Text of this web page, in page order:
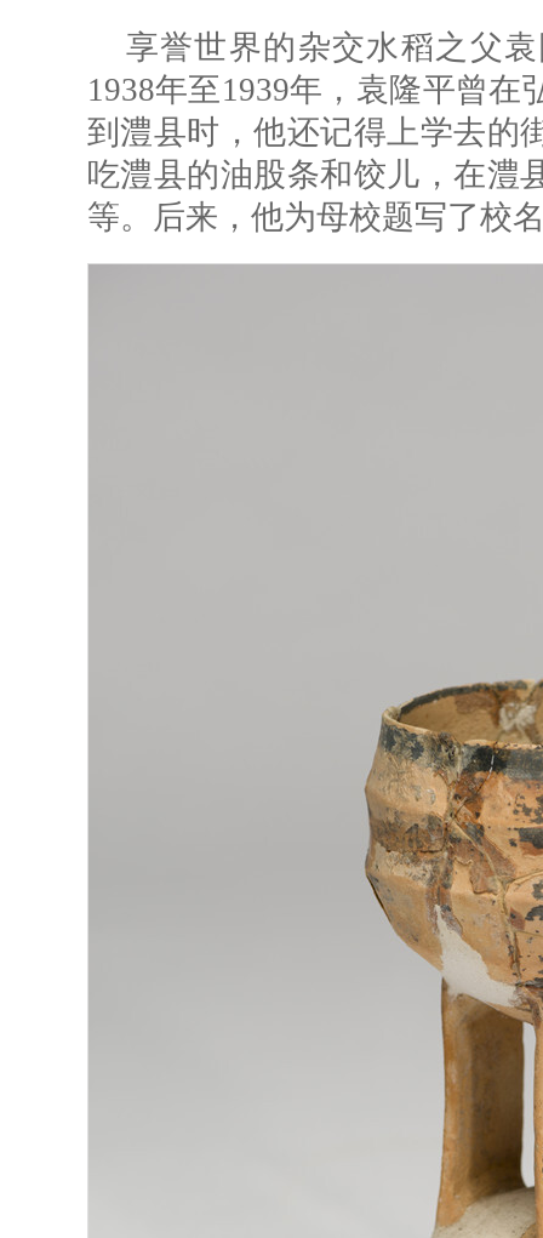
享誉世界的杂交水稻之父
1938年至1939年，袁隆平曾
到澧县时，他还记得上学去的
吃澧县的油股条和饺儿，在澧
等。后来，他为母校题写了校